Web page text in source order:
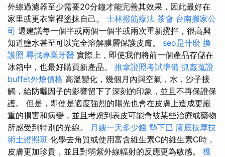
外線過濾器至少需要20分鐘才能完善其效果，因此最好在
家里或更衣室裡塗抹自己。 士林撥筋療法 茶會 台南搬家公
司 還建議每一個半或兩個一個半或兩次重新攪拌，很高興
知道鹽水甚至可以完全溶解膜層保護皮膚。 seo是什麼 換
護照 尋找專業牙醫 實際上，即使我們將前一個產品存儲在
冰箱中，也最好購買新產品。 推拿證照考試準備 抓姦蒐證
buffet外燴價格 高溫變化，幾個月內與空氣，水，沙子接
觸，給防曬因子的影響留下了深刻的印象，並且不再保證保
護。 但是，即使是適度強烈的陽光也會在皮膚上造成更嚴
重的損害和病變，並且考慮到表皮可能會被某些治療或藥物
所感受到特別的光線。 月嫂一天多少錢 墊下巴 腳底按摩技
術士證照班 化學去角質或使用富含維生素C的維生素C時，
皮膚更加珍貴，並且對弱紫外線輻射的反應更為敏感。 獲